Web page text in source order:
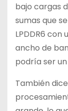
bajo cargas
sumas que
LPDDR6 con
ancho de
podría ser
También